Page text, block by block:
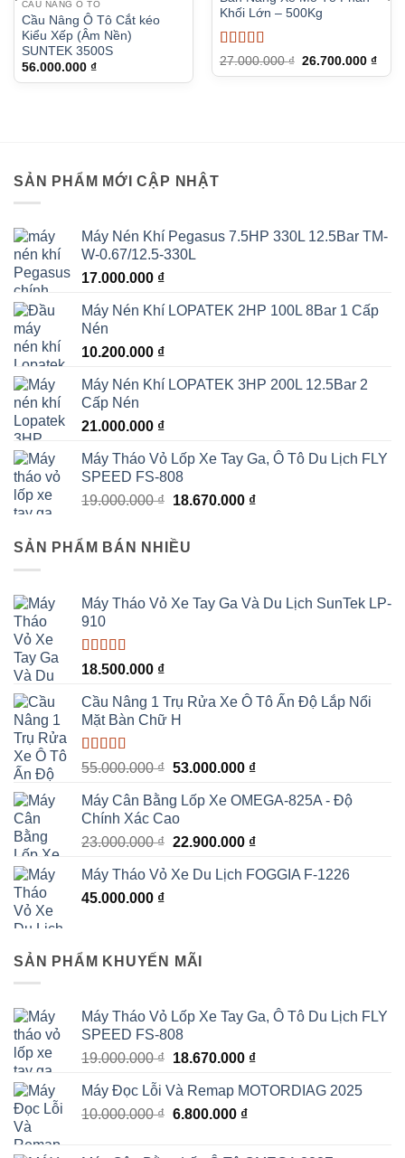
CẦU NÂNG Ô TÔ
Cầu Nâng Ô Tô Cắt kéo
Kiểu Xếp (Âm Nền)
SUNTEK 3500S
56.000.000 ₫
Khối Lớn – 500Kg
Được xếp
hạng55 sao
27.000.000₫ Giá
26.700.000 ₫Giá
hiện
SẢN PHẨM MỚI CẬP NHẬT
Máy Nén Khí Pegasus 7.5HP 330L 12.5Bar TM-
W-0.67/12.5-330L
17.000.000 ₫
Máy Nén Khí LOPATEK 2HP 100L 8Bar 1 Cấp
Nén
10.200.000 ₫
Máy Nén Khí LOPATEK 3HP 200L 12.5Bar 2
Cấp Nén
21.000.000 ₫
Máy Tháo Vỏ Lốp Xe Tay Ga, Ô Tô Du Lịch FLY
SPEED FS-808
19.000.000₫ Giá
là:
19.000.000 ₫.
18.670.000 ₫Giá
SẢN PHẨM BÁN NHIỀU
Máy Tháo Vỏ Xe Tay Ga Và Du Lịch SunTek LP-
910
Được xếp
sao
18.500.000 ₫
Cầu Nâng 1 Trụ Rửa Xe Ô Tô Ấn Độ Lắp Nổi
Mặt Bàn Chữ H
Được xếp
sao
55.000.000₫ Giá
là:
55.000.000 ₫.
53.000.000 ₫Giá
tại
53.000.000 ₫.
Máy Cân Bằng Lốp Xe OMEGA-825A - Độ
Chính Xác Cao
23.000.000₫ Giá
là:
22.900.000 ₫Giá
tại
Máy Tháo Vỏ Xe Du Lịch FOGGIA F-1226
45.000.000 ₫
SẢN PHẨM KHUYẾN MÃI
Máy Tháo Vỏ Lốp Xe Tay Ga, Ô Tô Du Lịch FLY
SPEED FS-808
19.000.000₫ Giá
là:
19.000.000 ₫.
18.670.000 ₫Giá
tại
Máy Đọc Lỗi Và Remap MOTORDIAG 2025
10.000.000₫ Giá
6.800.000 ₫Giá